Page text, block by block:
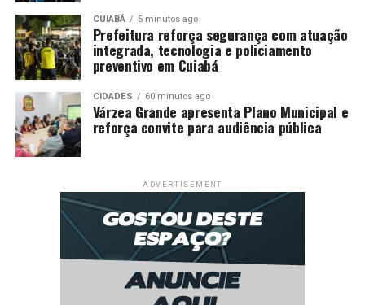
CUIABÁ 5 minutos ago
Prefeitura reforça segurança com atuação
integrada, tecnologia e policiamento
preventivo em Cuiabá
CIDADES 60 minutos ago
Várzea Grande apresenta Plano Municipal e
reforça convite para audiência pública
ADVERTISEMENT